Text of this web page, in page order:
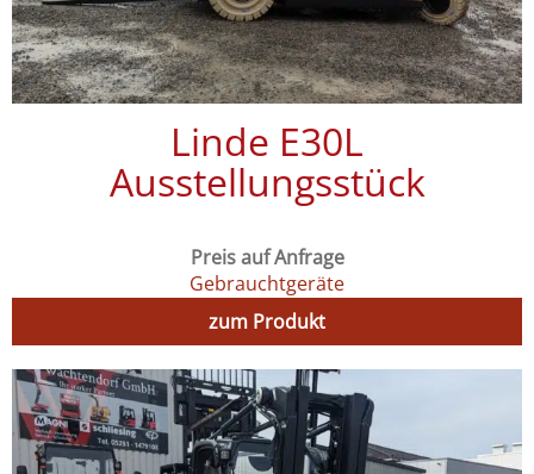
Linde E30L
Ausstellungsstück
Preis auf Anfrage
Gebrauchtgeräte
zum Produkt